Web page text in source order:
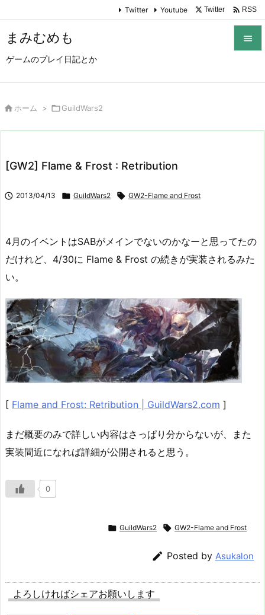
まみむめも
ゲームのプレイ日記とか

Twitter Youtube Twitter  RSS
 ホーム > GuildWars2
[GW2] Flame & Frost : Retribution
 2013/04/13  GuildWars2  GW2-Flame and Frost
4月のイベントはSABがメインでないのかなーと思ってたの
だけれど、4/30に Flame & Frost の続きが実装されるみた
い。
[ Flame and Frost: Retribution | GuildWars2.com ]
まだ概要のみで詳しい内容はさっぱり分からないが、また
実装間近になれば詳細が公開されると思う。
0
 GuildWars2  GW2-Flame and Frost
 Posted by Asukalon
よろしければシェアお願いします